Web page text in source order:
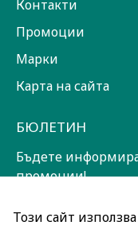
Контакти
Промоции
Марки
Карта на сайта
БЮЛЕТИН
Бъдете
промоции!
Този сайт